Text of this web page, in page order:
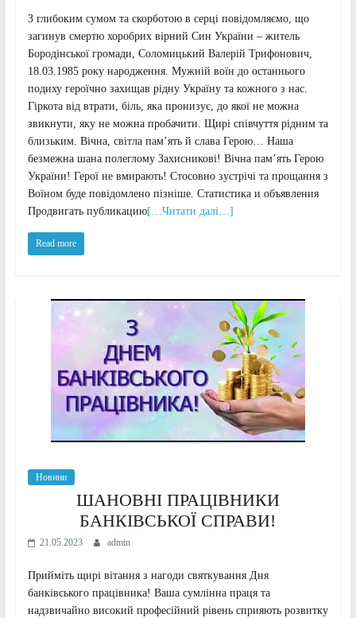
З глибоким сумом та скорботою в серці повідомляємо, що
загинув смертю хоробрих вірний Син України – житель
Бородінської громади, Соломицький Валерій Трифонович,
18.03.1985 року народження. Мужній воїн до останнього
подиху героїчно захищав рідну Україну та кожного з нас.
Гіркота від втрати, біль, яка пронизує, до якої не можна
звикнути, яку не можна пробачити. Щирі співчуття рідним та
близьким. Вічна, світла пам’ять й слава Герою… Наша
безмежна шана полеглому Захисникові! Вічна пам’ять Герою
України! Герої не вмирають! Стосовно зустрічі та прощання з
Воїном буде повідомлено пізніше. Статистика и объявления
Продвигать публикацию[…Читати далі…]
Read more
Новини
ШАНОВНІ ПРАЦІВНИКИ
БАНКІВСЬКОЇ СПРАВИ!
21.05.2023 admin
Прийміть щирі вітання з нагоди святкування Дня
банківського працівника! Ваша сумлінна праця та
надзвичайно високий професійний рівень сприяють розвитку